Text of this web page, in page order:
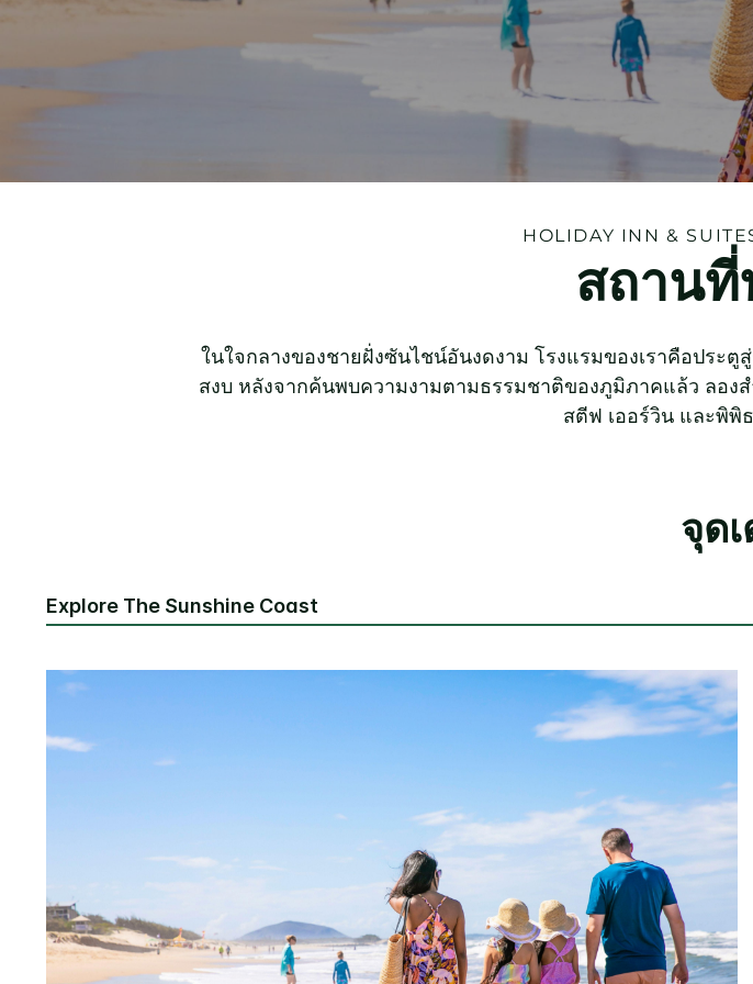
HOLIDAY INN &
สถาน
ในใจกลางของชายฝั่งซันไชน์อันงดงาม โรงแรมของเราคือประ
สงบ หลังจากค้นพบความงามตามธรรมชาติของภูมิภาคแล้ว ลอง
สตีฟ เออร์วิน และพิ
จุด
Explore The Sunshine Coast